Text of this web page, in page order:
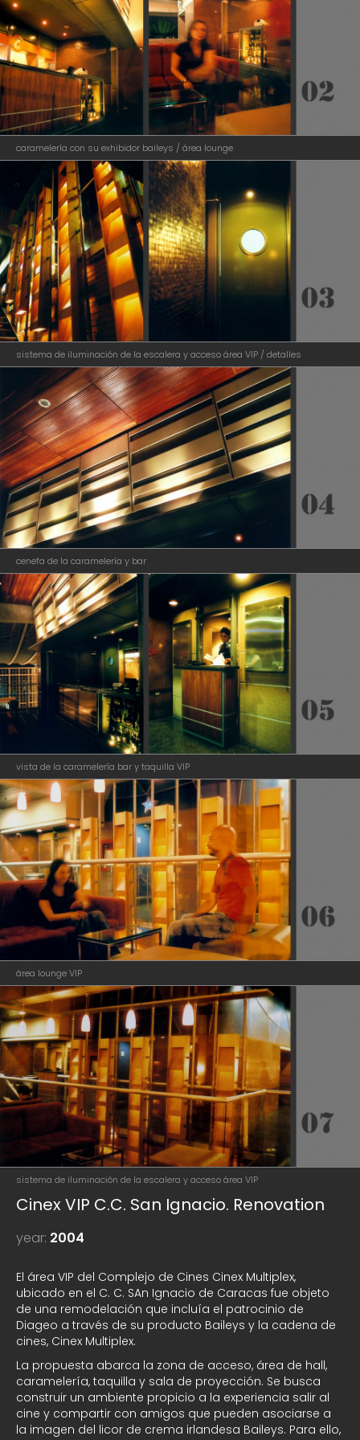
caramelería con su exhibidor baileys / área lounge
sistema de iluminación de la escalera y acceso área VIP / detalles
caramelería bar
cenefa de la caramelería y bar
vista de la caramelería bar y taquilla VIP
área lounge VIP
sistema de iluminación de la escalera y acceso área VIP
Cinex VIP C.C. San Ignacio. Renovation
year: 2004
El área VIP del Complejo de Cines Cinex Multiplex,
ubicado en el C. C. SAn Ignacio de Caracas fue objeto
de una remodelación que incluía el patrocinio de
Diageo a través de su producto Baileys y la cadena de
cines, Cinex Multiplex.
La propuesta abarca la zona de acceso, área de hall,
caramelería, taquilla y sala de proyección. Se busca
construir un ambiente propicio a la experiencia salir al
cine y compartir con amigos que pueden asociarse a
la imagen del licor de crema irlandesa Baileys. Para ello,